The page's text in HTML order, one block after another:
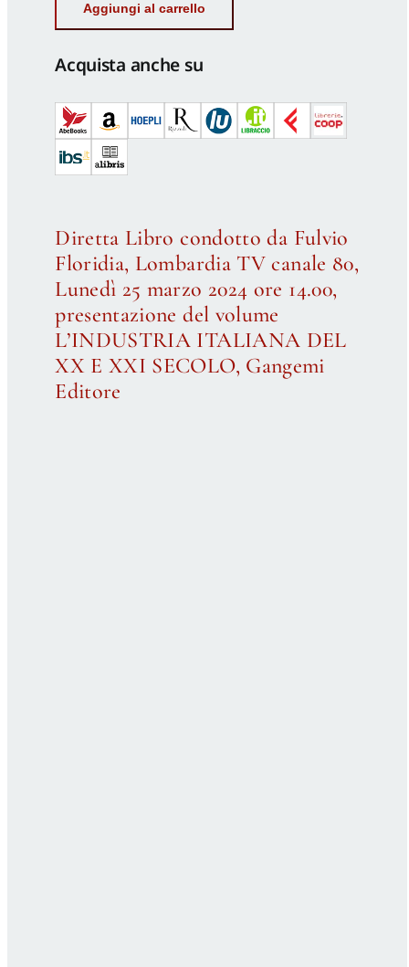
del
XX
e
XXI
quantità
Aggiungi al carrello
Acquista anche su
Diretta Libro condotto da Fulvio
Floridia, Lombardia TV canale 80,
Lunedì 25 marzo 2024 ore 14.00,
presentazione del volume
L’INDUSTRIA ITALIANA DEL
XX E XXI SECOLO, Gangemi
Editore